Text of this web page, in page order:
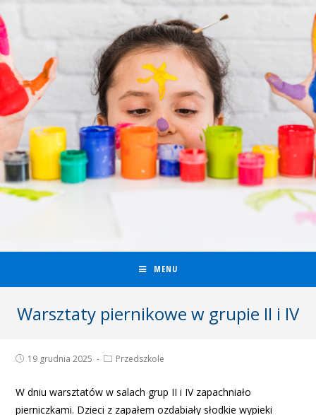
MENU
Warsztaty piernikowe w grupie II i IV
19 grudnia 2025 Przedszkole
W dniu warsztatów w salach grup II i IV zapachniało
pierniczkami. Dzieci z zapałem ozdabiały słodkie wypieki